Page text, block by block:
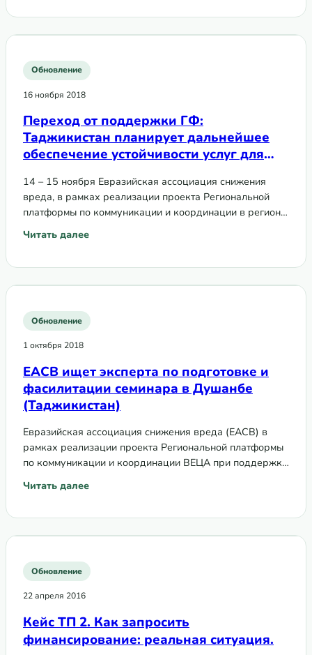
Обновление
16 ноября 2018
Переход от поддержки ГФ:
Таджикистан планирует дальнейшее
обеспечение устойчивости услуг для
14 – 15 ноября Евразийская ассоциация снижения
вреда, в рамках реализации проекта Региональной
платформы по коммуникации и координации в регионе
ВЕЦА при поддержке Глобального фонда, провела
рабочую встречу…
Читать далее
: Переход от поддержки ГФ: Таджикистан планирует
Обновление
1 октября 2018
ЕАСВ ищет эксперта по подготовке и
фасилитации семинара в Душанбе
(Таджикистан)
Евразийская ассоциация снижения вреда (ЕАСВ) в
рамках реализации проекта Региональной платформы
по коммуникации и координации ВЕЦА при поддержке
Глобального фонда для борьбы с ВИЧ, туберкулезом и
малярией организует…
Читать далее
: ЕАСВ ищет эксперта по подготовке и фасилитации
Обновление
22 апреля 2016
Кейс ТП 2. Как запросить
финансирование: реальная ситуация.